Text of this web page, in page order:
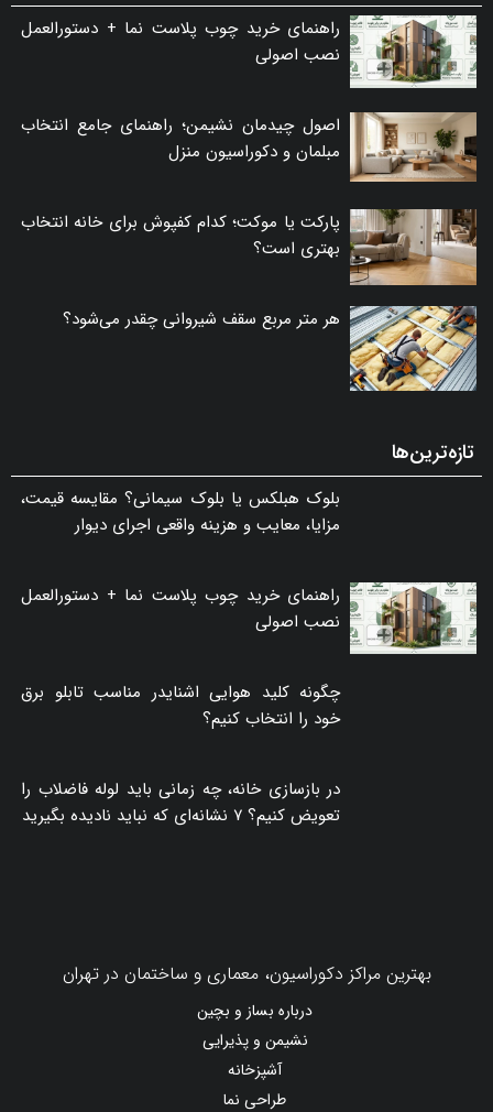
راهنمای خرید چوب پلاست نما + دستورالعمل
نصب اصولی
اصول چیدمان نشیمن؛ راهنمای جامع انتخاب
مبلمان و دکوراسیون منزل
پارکت یا موکت؛ کدام کفپوش برای خانه انتخاب
بهتری است؟
هر متر مربع سقف شیروانی چقدر می‌شود؟
تازه‌ترین‌ها
بلوک هبلکس یا بلوک سیمانی؟ مقایسه قیمت،
مزایا، معایب و هزینه واقعی اجرای دیوار
راهنمای خرید چوب پلاست نما + دستورالعمل
نصب اصولی
چگونه کلید هوایی اشنایدر مناسب تابلو برق
خود را انتخاب کنیم؟
در بازسازی خانه، چه زمانی باید لوله فاضلاب را
تعویض کنیم؟ ۷ نشانه‌ای که نباید نادیده بگیرید
بهترین مراکز دکوراسیون، معماری و ساختمان در تهران
درباره بساز و بچین
نشیمن و پذیرایی
آشپزخانه
طراحی نما